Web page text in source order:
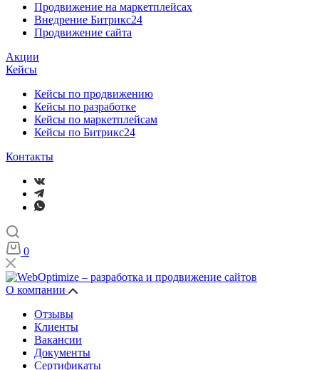
Продвижение на маркетплейсах
Внедрение Битрикс24
Продвижение сайта
Акции
Кейсы
Кейсы по продвижению
Кейсы по разработке
Кейсы по маркетплейсам
Кейсы по Битрикс24
Контакты
0
О компании
Отзывы
Клиенты
Вакансии
Документы
Сертификаты